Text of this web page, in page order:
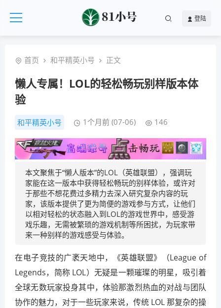
登陆
首页 和平精英小号 正文
懒人专属！LOL的轻松畅玩别样版本体
验
和平精英小号 1个月前 (07-06) 146
本文聚焦于“懒人版本”的LOL（英雄联盟），强调玩
家能在这一版本中获得轻松畅玩的别样体验，或许对
于那些不想花费过多精力去深入研究复杂内容的玩
家，该版本提供了更为简便的游戏参与方式，让他们
以相对轻松的状态融入到LOL的游戏世界中，感受游
戏乐趣，无需被繁琐的游戏机制等所困扰，为玩家带
来一种别样的游戏感受与体验。
在电子竞技的广袤天地中，《英雄联盟》（League of
Legends，简称 LOL）无疑是一颗璀璨的明星，吸引着
全球无数玩家投身其中，体验那激烈热血的对战与团队
协作的魅力，对于一些玩家来说，传统 LOL 那复杂的操